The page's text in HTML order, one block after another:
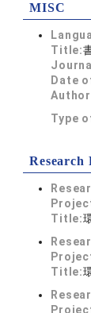
MISC
Title:
Date
Type
Research
Title:
Title: